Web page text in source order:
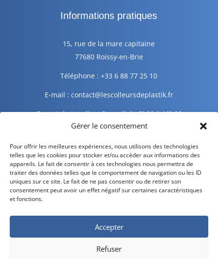
Gérer le consentement
Pour offrir les meilleures expériences, nous utilisons des technologies
telles que les cookies pour stocker et/ou accéder aux informations des
appareils. Le fait de consentir à ces technologies nous permettra de
traiter des données telles que le comportement de navigation ou les ID
uniques sur ce site. Le fait de ne pas consentir ou de retirer son
consentement peut avoir un effet négatif sur certaines caractéristiques
et fonctions.
Accepter
Refuser
Informations pratiques
15, rue de la mare capitaine
77680 Roissy-en-Brie
Téléphone : +33 6 88 77 25 10
E-mail : contact@lescolleursdeplastik.fr
Ouvert du Lundi au Samedi de 9h00 à 19h00
Informations légales
Mentions légales
Politique de confidentialité